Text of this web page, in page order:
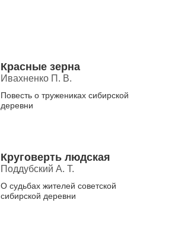
Красные зерна
Ивахненко П. В.
Повесть о тружениках сибирской
деревни
Круговерть людская
Поддубский А. Т.
О судьбах жителей советской
сибирской деревни